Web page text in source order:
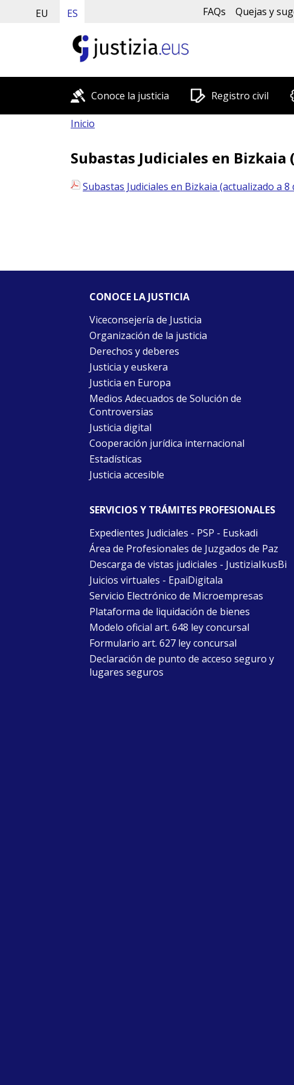
EU ES FAQs Quejas y
Conoce la justicia Registro civil
Inicio
Subastas Judiciales en
Subastas Judiciales en Bizkaia (actualizado a 8
CONOCE LA JUSTICIA
Viceconsejería de Justicia
Organización de la justicia
Derechos y deberes
Justicia y euskera
Justicia en Europa
Medios Adecuados de Solución de
Controversias
Justicia digital
Cooperación jurídica internacional
Estadísticas
Justicia accesible
SERVICIOS Y TRÁMITES PROFESIONALES
Expedientes Judiciales - PSP - Euskadi
Área de Profesionales de Juzgados de Paz
Descarga de vistas judiciales - JustiziaIkusBi
Juicios virtuales - EpaiDigitala
Servicio Electrónico de Microempresas
Plataforma de liquidación de bienes
Modelo oficial art. 648 ley concursal
Formulario art. 627 ley concursal
Declaración de punto de acceso seguro y
lugares seguros